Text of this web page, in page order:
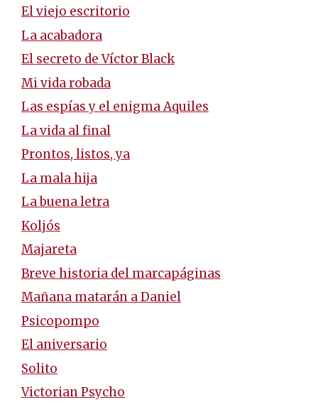
El viejo escritorio
La acabadora
El secreto de Víctor Black
Mi vida robada
Las espías y el enigma Aquiles
La vida al final
Prontos, listos, ya
La mala hija
La buena letra
Koljós
Majareta
Breve historia del marcapáginas
Mañana matarán a Daniel
Psicopompo
El aniversario
Solito
Victorian Psycho